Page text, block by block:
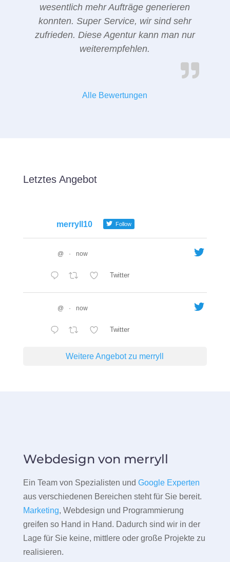
wesentlich mehr Aufträge generieren
konnten. Super Service, wir sind sehr
zufrieden. Diese Agentur kann man nur
weiterempfehlen.
Alle Bewertungen
Letztes Angebot
merryll10 Follow
@ · now
Twitter
@ · now
Twitter
Weitere Angebot zu merryll
Webdesign von merryll
Ein Team von Spezialisten und Google Experten
aus verschiedenen Bereichen steht für Sie bereit.
Marketing, Webdesign und Programmierung
greifen so Hand in Hand. Dadurch sind wir in der
Lage für Sie keine, mittlere oder große Projekte zu
realisieren.